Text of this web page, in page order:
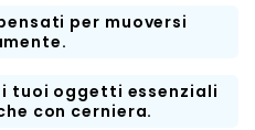
per muoversi
tuoi oggetti essenziali
con cerniera.